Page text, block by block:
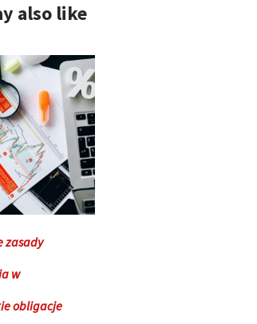
also like
zasady
w
obligacje